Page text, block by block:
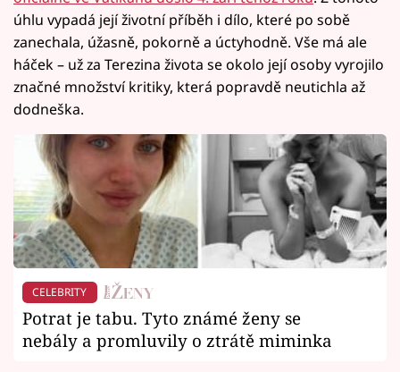
úhlu vypadá její životní příběh i dílo, které po sobě
zanechala, úžasně, pokorně a úctyhodně. Vše má ale
háček – už za Terezina života se okolo její osoby vyrojilo
značné množství kritiky, která popravdě neutichla až
dodneška.
CELEBRITY
Potrat je tabu. Tyto známé ženy se
nebály a promluvily o ztrátě miminka